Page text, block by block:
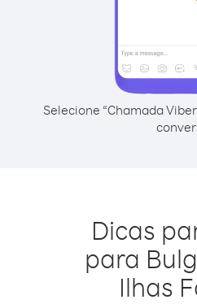
Selecione “Chamada
Dicas
para
Ilhas